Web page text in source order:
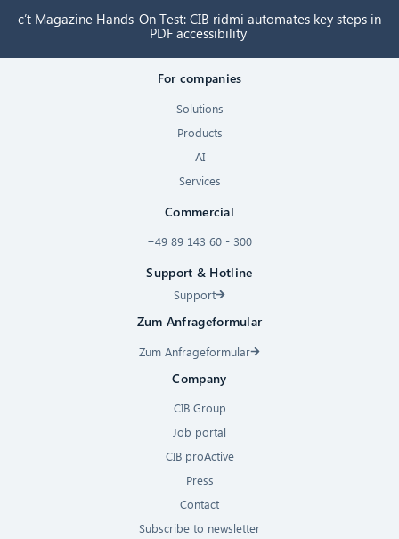
c’t Magazine Hands-On Test: CIB ridmi automates key steps in
PDF accessibility
For companies
Solutions
Products
AI
Services
Commercial
+49 89 143 60 - 300
Support & Hotline
Support
Zum Anfrageformular
Zum Anfrageformular
Company
CIB Group
Job portal
CIB proActive
Press
Contact
Subscribe to newsletter